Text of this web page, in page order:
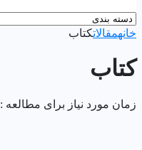
خانهمقالاتکتاب
کتاب
زمان مورد نیاز برای مطالعه : 1 دقیقه